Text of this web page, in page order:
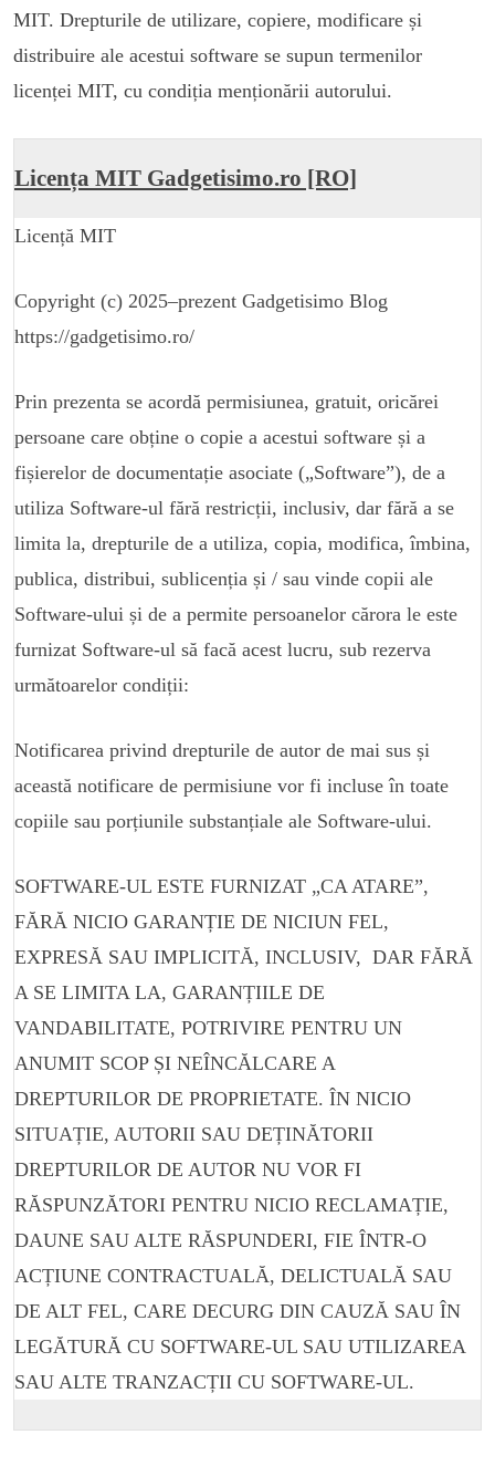
MIT. Drepturile de utilizare, copiere, modificare și
distribuire ale acestui software se supun termenilor
licenței MIT, cu condiția menționării autorului.
Licența MIT Gadgetisimo.ro [RO]
Licență MIT
Copyright (c) 2025–prezent Gadgetisimo Blog
https://gadgetisimo.ro/
Prin prezenta se acordă permisiunea, gratuit, oricărei
persoane care obține o copie a acestui software și a
fișierelor de documentație asociate („Software”), de a
utiliza Software-ul fără restricții, inclusiv, dar fără a se
limita la, drepturile de a utiliza, copia, modifica, îmbina,
publica, distribui, sublicenția și / sau vinde copii ale
Software-ului și de a permite persoanelor cărora le este
furnizat Software-ul să facă acest lucru, sub rezerva
următoarelor condiții:
Notificarea privind drepturile de autor de mai sus și
această notificare de permisiune vor fi incluse în toate
copiile sau porțiunile substanțiale ale Software-ului.
SOFTWARE-UL ESTE FURNIZAT „CA ATARE”,
FĂRĂ NICIO GARANȚIE DE NICIUN FEL,
EXPRESĂ SAU IMPLICITĂ, INCLUSIV, DAR FĂRĂ
A SE LIMITA LA, GARANȚIILE DE
VANDABILITATE, POTRIVIRE PENTRU UN
ANUMIT SCOP ȘI NEÎNCĂLCARE A
DREPTURILOR DE PROPRIETATE. ÎN NICIO
SITUAȚIE, AUTORII SAU DEȚINĂTORII
DREPTURILOR DE AUTOR NU VOR FI
RĂSPUNZĂTORI PENTRU NICIO RECLAMAȚIE,
DAUNE SAU ALTE RĂSPUNDERI, FIE ÎNTR-O
ACȚIUNE CONTRACTUALĂ, DELICTUALĂ SAU
DE ALT FEL, CARE DECURG DIN CAUZĂ SAU ÎN
LEGĂTURĂ CU SOFTWARE-UL SAU UTILIZAREA
SAU ALTE TRANZACȚII CU SOFTWARE-UL.